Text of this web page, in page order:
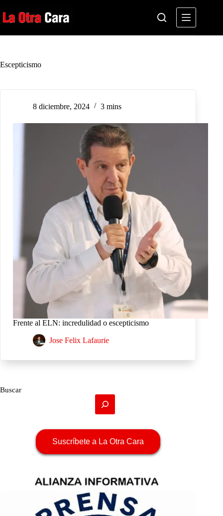
al
contenido
Escepticismo
8 diciembre, 2024 3 mins
Frente al ELN: incredulidad o escepticismo
Jose Felix Lafaurie
Buscar
Suscríbete a La Otra Cara